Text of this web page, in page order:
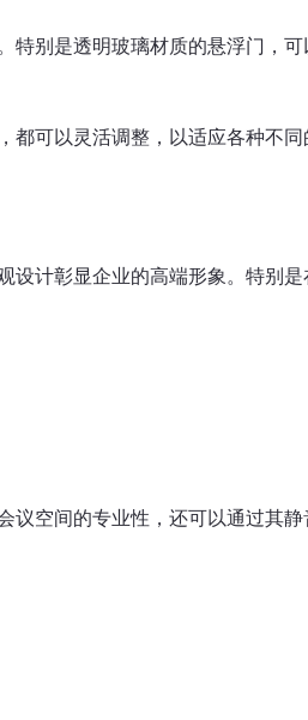
别是透明玻璃材质的悬浮门，
可以灵活调整，以适应各种不同
计彰显企业的高端形象。特别
空间的专业性，还可以通过其静